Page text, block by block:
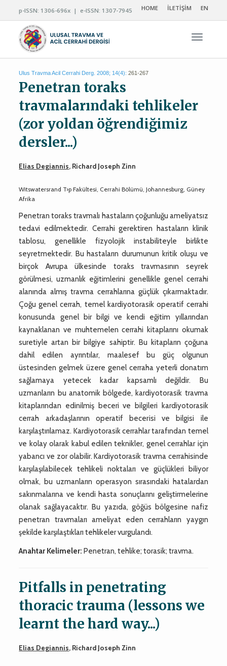
p-ISSN: 1306-696x | e-ISSN: 1307-7945 HOME İLETİŞİM EN
Ulus Travma Acil Cerrahi Derg. 2008; 14(4): 261-267
Penetran toraks
travmalarındaki tehlikeler
(zor yoldan öğrendiğimiz
dersler...)
Elias Degiannis, Richard Joseph Zinn
Witswatersrand T›p Fakültesi, Cerrahi Bölümü, Johannesburg, Güney
Afrika
Penetran toraks travmalı hastaların çoğunluğu ameliyatsız
tedavi edilmektedir. Cerrahi gerektiren hastaların klinik
tablosu, genellikle fizyolojik instabiliteyle birlikte
seyretmektedir. Bu hastaların durumunun kritik oluşu ve
birçok Avrupa ülkesinde toraks travmasının seyrek
görülmesi, uzmanlık eğitimlerini genellikle genel cerrahi
alanında almış travma cerrahlarına güçlük çıkarmaktadır.
Çoğu genel cerrah, temel kardiyotorasik operatif cerrahi
konusunda genel bir bilgi ve kendi eğitim yıllarından
kaynaklanan ve muhtemelen cerrahi kitaplarını okumak
suretiyle artan bir bilgiye sahiptir. Bu kitapların çoğuna
dahil edilen ayrıntılar, maalesef bu güç olgunun
üstesinden gelmek üzere genel cerraha yeterli donatım
sağlamaya yetecek kadar kapsamlı değildir. Bu
uzmanların bu anatomik bölgede, kardiyotorasik travma
kitaplarından edinilmiş beceri ve bilgileri kardiyotorasik
cerrah arkadaşlarının operatif becerisi ve bilgisi ile
karşılaştırılamaz. Kardiyotorasik cerrahlar tarafından temel
ve kolay olarak kabul edilen teknikler, genel cerrahlar için
yabancı ve zor olabilir. Kardiyotorasik travma cerrahisinde
karşılaşılabilecek tehlikeli noktaları ve güçlükleri biliyor
olmak, bu uzmanların operasyon sırasındaki hatalardan
sakınmalarına ve kendi hasta sonuçlarını geliştirmelerine
olanak sağlayacaktır. Bu yazıda, göğüs bölgesine nafiz
penetran travmaları ameliyat eden cerrahların yaygın
şekilde karşılaştıkları tehlikeler vurgulandı.
Anahtar Kelimeler: Penetran, tehlike; torasik; travma.
Pitfalls in penetrating
thoracic trauma (lessons we
learnt the hard way...)
Elias Degiannis, Richard Joseph Zinn